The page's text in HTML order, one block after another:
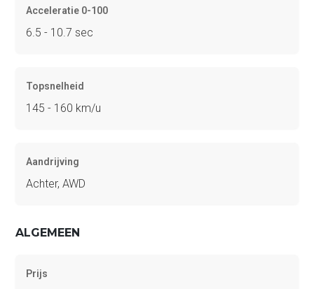
Acceleratie 0-100
6.5 - 10.7 sec
Topsnelheid
145 - 160 km/u
Aandrijving
Achter, AWD
ALGEMEEN
Prijs